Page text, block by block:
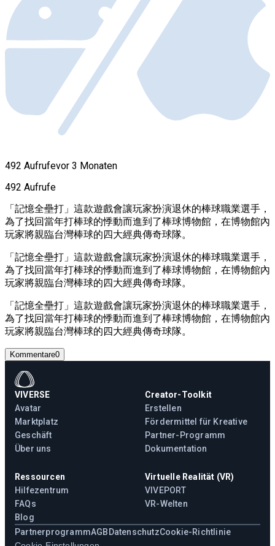
492 Aufrufevor 3 Monaten
492 Aufrufe
「記憶全壘打」這款遊戲會讓玩家扮演退休的棒球職業選手，
為了找回當年打棒球的悸動而進到了棒球博物館，在博物館內
玩家將親臨台灣棒球的四大經典傳奇球隊。
「記憶全壘打」這款遊戲會讓玩家扮演退休的棒球職業選手，
為了找回當年打棒球的悸動而進到了棒球博物館，在博物館內
玩家將親臨台灣棒球的四大經典傳奇球隊。
「記憶全壘打」這款遊戲會讓玩家扮演退休的棒球職業選手，
為了找回當年打棒球的悸動而進到了棒球博物館，在博物館內
玩家將親臨台灣棒球的四大經典傳奇球隊。
Kommentare0
VIVERSE
Avatar
Marktplatz
Geschäft
Über uns
Creator-Toolkit
Erstellen
Fördermittel für Kreative
Partner-Programm
Dokumentation
Ressourcen
Hilfezentrum
FAQs
Blog
Virtuelle Realität (VR)
VIVEPORT
VR-Welten
PartnerprogrammAGB DatenschutzCookie-Richtlinie